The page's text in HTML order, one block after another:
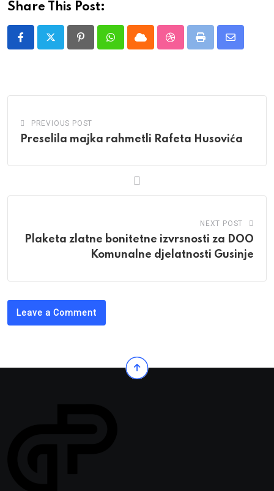
Share This Post:
PinterestWhatsappCloud StumbleUpon
Print
Share
PREVIOUS POST
Preselila majka rahmetli Rafeta Husovića
NEXT POST
Plaketa zlatne bonitetne izvrsnosti za DOO
Komunalne djelatnosti Gusinje
Leave a Comment